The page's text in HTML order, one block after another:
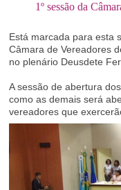
1º sessão da
Está marcada para esta
Câmara de Vereadores
no plenário Deusdete
A sessão de abertura
como as demais será
vereadores que